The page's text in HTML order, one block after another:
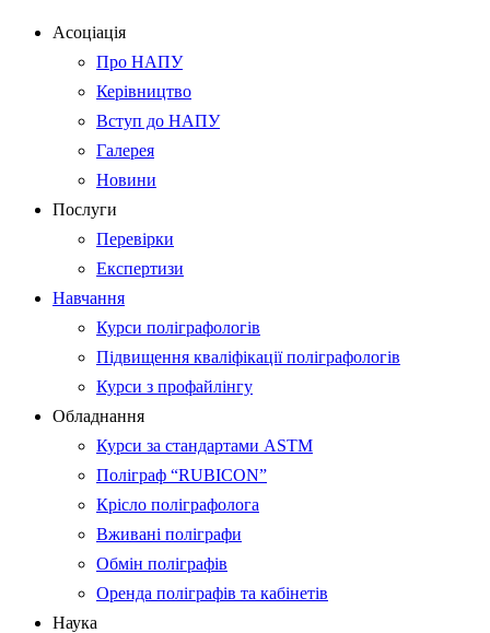
Асоціація
Про НАПУ
Керівництво
Вступ до НАПУ
Галерея
Новини
Послуги
Перевірки
Експертизи
Навчання
Курси поліграфологів
Підвищення кваліфікації поліграфологів
Курси з профайлінгу
Обладнання
Курси за стандартами ASTM
Поліграф “RUBICON”
Крісло поліграфолога
Вживані поліграфи
Обмін поліграфів
Оренда поліграфів та кабінетів
Наука